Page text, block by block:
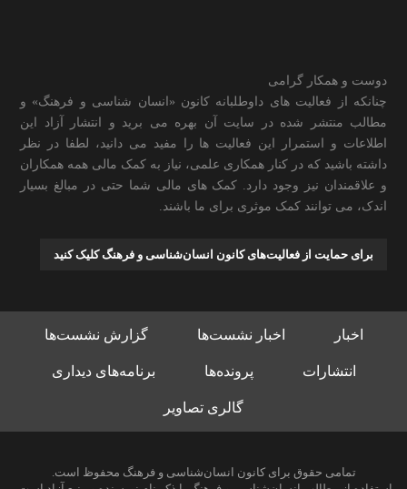
دوست و همکار گرامی
چنانکه از فعالیت های داوطلبانه کانون «انسان شناسی و فرهنگ» و
مطالب منتشر شده در سایت آن بهره می برید و انتشار آزاد این
اطلاعات و استمرار این فعالیت ها را مفید می دانید، لطفا در نظر
داشته باشید که در کنار همکاری علمی، نیاز به کمک مالی همه همکاران
و علاقمندان نیز وجود دارد. کمک های مالی شما حتی در مبالغ بسیار
اندک، می توانند کمک موثری برای ما باشند.
برای حمایت از فعالیت‌های کانون انسان‌شناسی و فرهنگ کلیک کنید
اخبار اخبار نشست‌ها گزارش نشست‌ها
انتشارات پرونده‌ها برنامه‌های دیداری
گالری تصاویر
تمامی حقوق برای کانون انسان‌شناسی و فرهنگ محفوظ است.